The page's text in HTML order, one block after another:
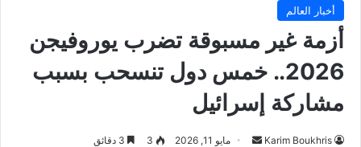
أخبار العالم
أزمة غير مسبوقة تضرب يوروفيجن
2026.. خمس دول تنسحب بسبب
مشاركة إسرائيل
Karim Boukhris
أرسل مايو 11, 2026 3